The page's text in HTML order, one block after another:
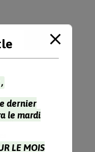
Rechercher
dernier
le mardi
LE MOIS